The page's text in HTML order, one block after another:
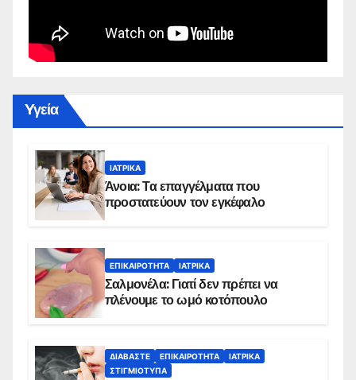
Yγεία
ΙΑΤΡΙΚΆ
Άνοια: Τα επαγγέλματα που
προστατεύουν τον εγκέφαλο
ΕΠΙΚΑΙΡΌΤΗΤΑ ΙΑΤΡΙΚΆ
Σαλμονέλα: Γιατί δεν πρέπει να
πλένουμε το ωμό κοτόπουλο
ΔΙΑΒΆΣΤΕ ΕΠΙΚΑΙΡΌΤΗΤΑ
ΙΑΤΡΙΚΆ
ΣΤΙΓΜΙΌΤΥΠΑ